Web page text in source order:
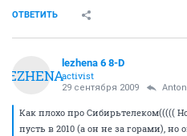
ОТВЕТИТЬ
LEZHENA
lezhena 6 8-D
activist
29 сентября 2009
Как плохо про Сибирьтелеком(((((
пусть в 2010 (а он не за горами), но